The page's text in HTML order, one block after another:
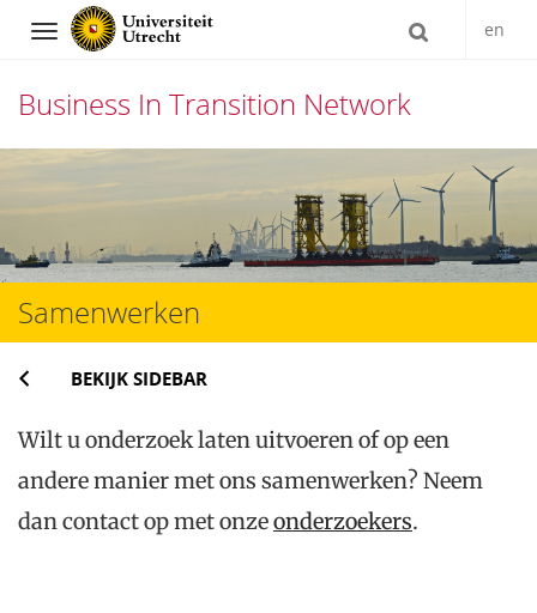
Navigation en
Business In Transition Network
Direct
het
inhoud
Samenwerken
BEKIJK SIDEBAR
Wilt u onderzoek laten uitvoeren of op een
andere manier met ons samenwerken? Neem
dan contact op met onzeonderzoekers.